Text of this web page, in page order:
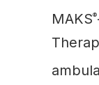
MAKS®